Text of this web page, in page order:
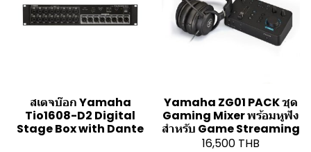
สเตจบ๊อก Yamaha
Tio1608-D2 Digital
Stage Box with Dante
Yamaha ZG01 PACK ชุด
Gaming Mixer พร้อมหูฟัง
สำหรับ Game Streaming
16,500 THB